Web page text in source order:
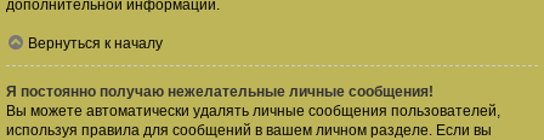
дополнительной информации.
Вернуться к началу
Я постоянно получаю нежелательные личные сообщения!
Вы можете автоматически удалять личные сообщения пользователей,
используя правила для сообщений в вашем личном разделе. Если вы